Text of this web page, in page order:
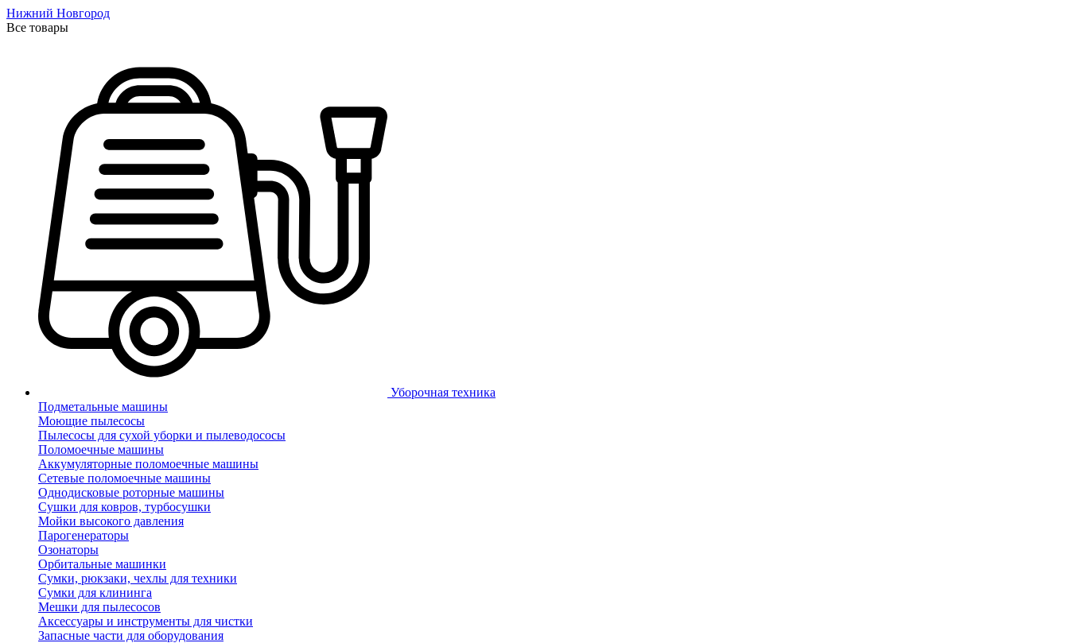
Нижний Новгород
Все товары
Уборочная техника
Подметальные машины
Моющие пылесосы
Пылесосы для сухой уборки и пылеводососы
Поломоечные машины
Аккумуляторные поломоечные машины
Сетевые поломоечные машины
Однодисковые роторные машины
Сушки для ковров, турбосушки
Мойки высокого давления
Парогенераторы
Озонаторы
Орбитальные машинки
Сумки, рюкзаки, чехлы для техники
Сумки для клининга
Мешки для пылесосов
Аксессуары и инструменты для чистки
Запасные части для оборудования